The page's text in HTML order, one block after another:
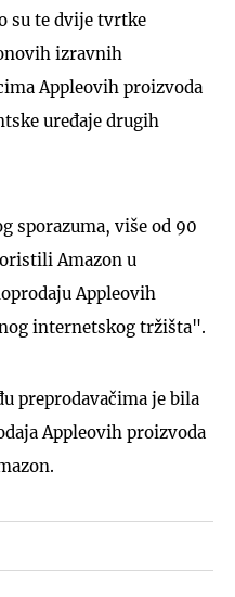
su te dvije tvrtke
izravnih
Appleovih proizvoda
uređaje drugih
sporazuma, više od 90
Amazon u
Appleovih
internetskog tržišta".
preprodavačima je bila
Appleovih proizvoda